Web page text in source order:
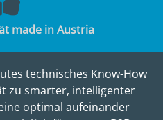
made in Austria
technisches Know-How
zu smarter, intelligenter
optimal aufeinander